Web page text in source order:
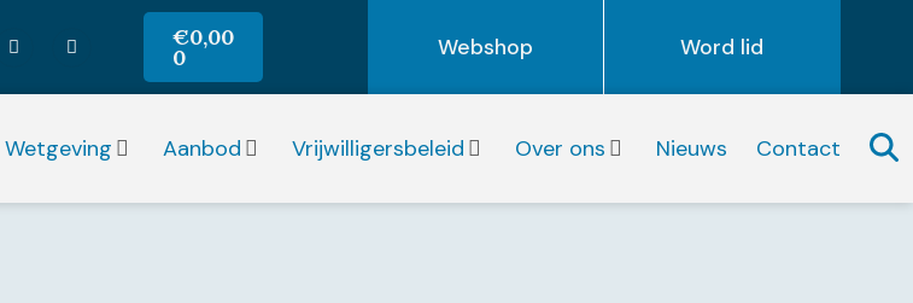
€0,00
0 Webshop Word lid
Wetgeving Aanbod Vrijwilligersbeleid Over ons Nieuws Contact